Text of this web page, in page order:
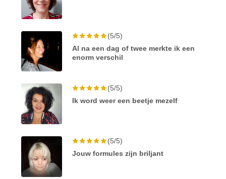
(5/5)
Al na een dag of twee merkte ik een
enorm verschil
(5/5)
Ik word weer een beetje mezelf
(5/5)
Jouw formules zijn briljant